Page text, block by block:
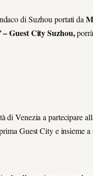
di Suzhou portati da
– Guest City Suzhou,
di Venezia a partecipare
Guest City e insieme a